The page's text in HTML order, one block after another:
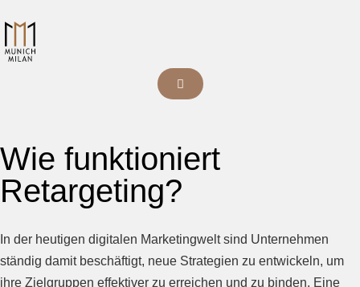
Wie funktioniert
Retargeting?
In der heutigen digitalen Marketingwelt sind Unternehmen
ständig damit beschäftigt, neue Strategien zu entwickeln, um
ihre Zielgruppen effektiver zu erreichen und zu binden. Eine